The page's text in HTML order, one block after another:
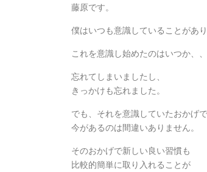
藤原です。
僕はいつも意識していることがあり
これを意識し始めたのはいつか、、
忘れてしまいましたし、
きっかけも忘れました。
でも、それを意識していたおかげで
今があるのは間違いありません。
そのおかげで新しい良い習慣も
比較的簡単に取り入れることが